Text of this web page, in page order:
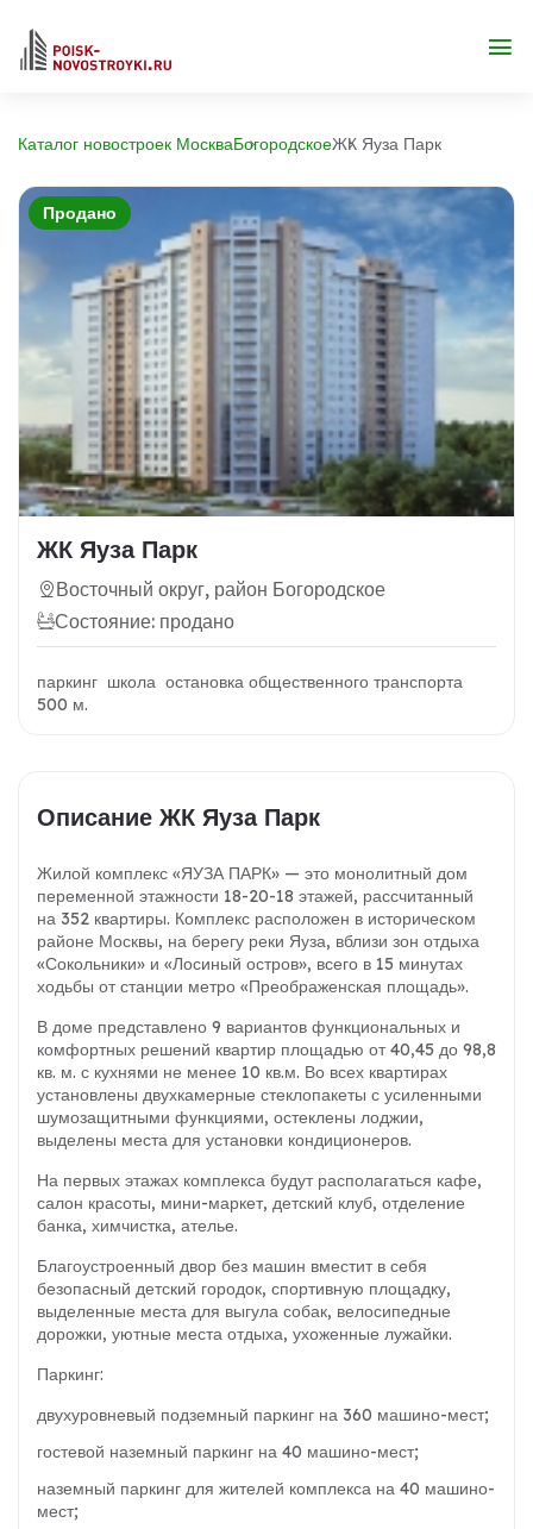
Каталог новостроек МоскваБогородскоеЖК Яуза Парк
Продано
ЖК Яуза Парк
Восточный округ, район Богородское
Состояние: продано
паркинг школа остановка общественного транспорта
500 м.
Описание ЖК Яуза Парк
Жилой комплекс «ЯУЗА ПАРК» — это монолитный дом
переменной этажности 18-20-18 этажей, рассчитанный
на 352 квартиры. Комплекс расположен в историческом
районе Москвы, на берегу реки Яуза, вблизи зон отдыха
«Сокольники» и «Лосиный остров», всего в 15 минутах
ходьбы от станции метро «Преображенская площадь».
В доме представлено 9 вариантов функциональных и
комфортных решений квартир площадью от 40,45 до 98,8
кв. м. с кухнями не менее 10 кв.м. Во всех квартирах
установлены двухкамерные стеклопакеты с усиленными
шумозащитными функциями, остеклены лоджии,
выделены места для установки кондиционеров.
На первых этажах комплекса будут располагаться кафе,
салон красоты, мини-маркет, детский клуб, отделение
банка, химчистка, ателье.
Благоустроенный двор без машин вместит в себя
безопасный детский городок, спортивную площадку,
выделенные места для выгула собак, велосипедные
дорожки, уютные места отдыха, ухоженные лужайки.
Паркинг:
двухуровневый подземный паркинг на 360 машино-мест;
гостевой наземный паркинг на 40 машино-мест;
наземный паркинг для жителей комплекса на 40 машино-
мест;